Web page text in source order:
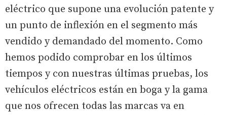
eléctrico que supone una evolución patente y
un punto de inflexión en el segmento más
vendido y demandado del momento. Como
hemos podido comprobar en los últimos
tiempos y con nuestras últimas pruebas, los
vehículos eléctricos están en boga y la gama
que nos ofrecen todas las marcas va en